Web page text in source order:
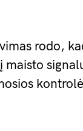
rodo,
į maisto